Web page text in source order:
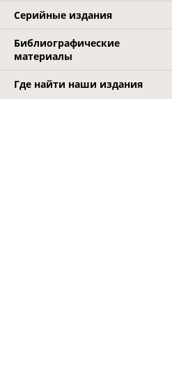
Серийные издания
Библиографические
материалы
Где найти наши издания